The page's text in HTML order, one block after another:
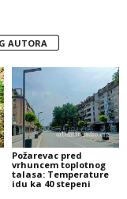
AUTORA
Požarevac pred
vrhuncem toplotnog
talasa: Temperature
idu ka 40 stepeni